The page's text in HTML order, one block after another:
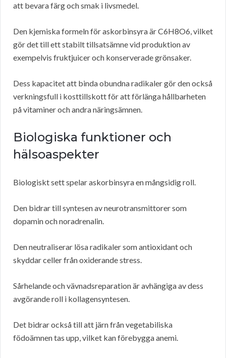
att bevara färg och smak i livsmedel.
Den kjemiska formeln för askorbinsyra är C6H8O6, vilket
gör det till ett stabilt tillsatsämne vid produktion av
exempelvis fruktjuicer och konserverade grönsaker.
Dess kapacitet att binda obundna radikaler gör den också
verkningsfull i kosttillskott för att förlänga hållbarheten
på vitaminer och andra näringsämnen.
Biologiska funktioner och
hälsoaspekter
Biologiskt sett spelar askorbinsyra en mångsidig roll.
Den bidrar till syntesen av neurotransmittorer som
dopamin och noradrenalin.
Den neutraliserar lösa radikaler som antioxidant och
skyddar celler från oxiderande stress.
Sårhelande och vävnadsreparation är avhängiga av dess
avgörande roll i kollagensyntesen.
Det bidrar också till att järn från vegetabiliska
födoämnen tas upp, vilket kan förebygga anemi.